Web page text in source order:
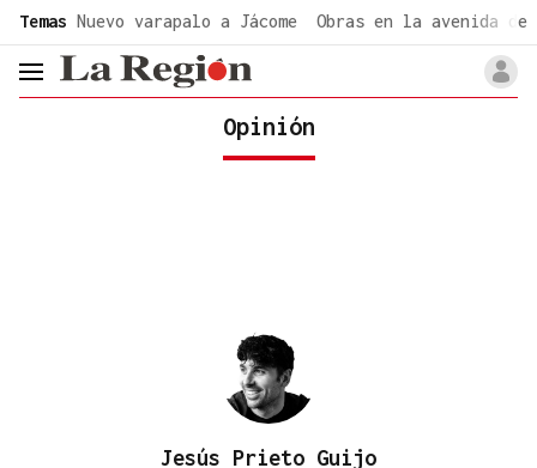
Temas Nuevo varapalo a Jácome Obras en la avenida de
header.menu.open
Opinión
Jesús Prieto Guijo